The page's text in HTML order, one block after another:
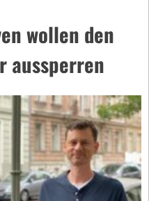
wollen den
aussperren